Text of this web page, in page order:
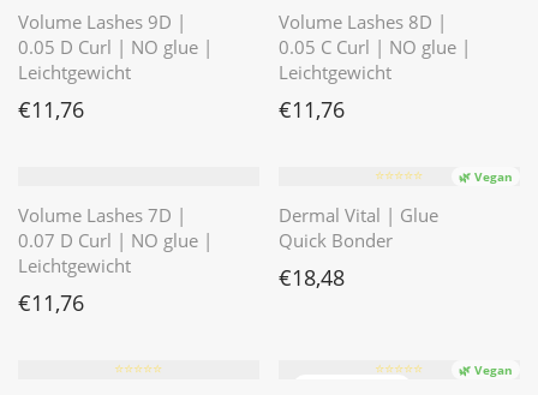
Volume Lashes 9D |
0.05 D Curl | NO glue |
Leichtgewicht
€11,76
Volume Lashes 8D |
0.05 C Curl | NO glue |
Leichtgewicht
€11,76
Volume Lashes 7D |
0.07 D Curl | NO glue |
Leichtgewicht
€11,76
⭐️⭐️⭐️⭐️⭐️ 🌿 Vegan
Dermal Vital | Glue
Quick Bonder
€18,48
⭐️⭐️⭐️⭐️⭐️ ⭐️⭐️⭐️⭐️⭐️ 🌿 Vegan